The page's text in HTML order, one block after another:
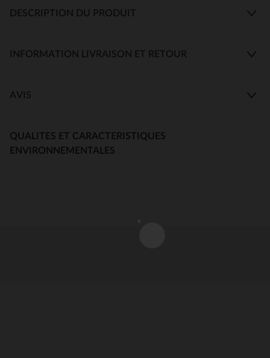
DESCRIPTION DU PRODUIT
INFORMATION LIVRAISON ET RETOUR
AVIS
QUALITES ET CARACTERISTIQUES
ENVIRONNEMENTALES